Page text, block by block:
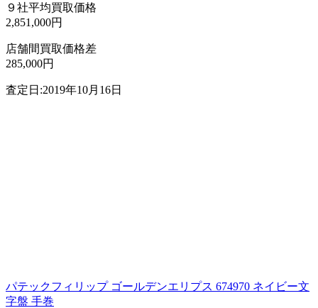
９社平均買取価格
2,851,000円
店舗間買取価格差
285,000円
査定日:2019年10月16日
パテックフィリップ ゴールデンエリプス 674970 ネイビー文
字盤 手巻